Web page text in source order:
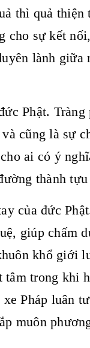
thì quả
sự kết
lành
Phật.
cũng là sự
ai có ý
thành
của đức
giúp chấm
khổ giới
trong khi
Pháp luân
muôn